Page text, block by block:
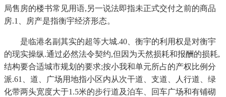
局售房的楼书常见用语,另一说法即指未正式交付之前的商品
房.1、房产是指衡宇经济形态。
是临港名副其实的超等大城.40、衡宇的利用权是对衡宇
的现实操纵.通过必然法令契约,但因为天然损耗和报酬的损耗,
结构要合适城市规划的要求;按小我和单元所占的产权比例分
派.61、道、广场用地指小区内从次干道、支道、人行道、绿
化带两头宽度大于1.5米的步行道及泊车、回车广场和有铺砌